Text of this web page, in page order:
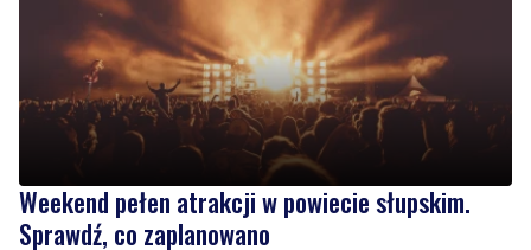
Weekend pełen atrakcji w powiecie słupskim.
Sprawdź, co zaplanowano